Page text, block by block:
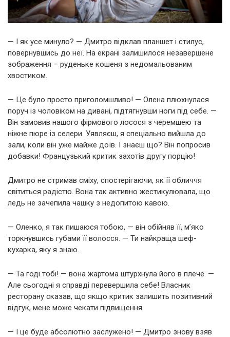
— І як усе минуло? — Дмитро відклав планшет і стилус,
повернувшись до неї. На екрані залишилося незавершене
зображення – руденьке кошеня з недомальованим
хвостиком.
— Це було просто приголомшливо! — Олена плюхнулася
поруч із чоловіком на дивані, підтягнувши ноги під себе. —
Він замовив нашого фірмового лосося з черемшею та
ніжне пюре із селери. Уявляєш, я спеціально вийшла до
зали, коли він уже майже доїв. І знаєш що? Він попросив
добавки! Французький критик захотів другу порцію!
Дмитро не стримав сміху, спостерігаючи, як її обличчя
світиться радістю. Вона так активно жестикулювала, що
ледь не зачепила чашку з недопитою кавою.
— Оленко, я так пишаюся тобою, — він обійняв її, м’яко
торкнувшись губами її волосся. — Ти найкраща шеф-
кухарка, яку я знаю.
— Та годі тобі! — вона жартома штурхнула його в плече. —
Але сьогодні я справді перевершила себе! Власник
ресторану сказав, що якщо критик залишить позитивний
відгук, мене може чекати підвищення.
— І це буде абсолютно заслужено! — Дмитро знову взяв